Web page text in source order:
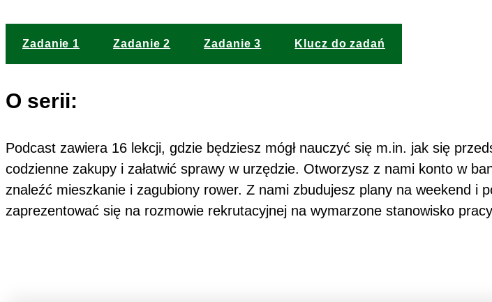
Zadanie 1 Zadanie 2 Zadanie 3 Klucz do zadań
O serii:
Podcast zawiera 16 lekcji, gdzie będziesz mógł nauczyć się m.in. jak się
codzienne zakupy i załatwić sprawy w urzędzie. Otworzysz z nami konto w
znaleźć mieszkanie i zagubiony rower. Z nami zbudujesz plany na weekend i
zaprezentować się na rozmowie rekrutacyjnej na wymarzone stanowisko